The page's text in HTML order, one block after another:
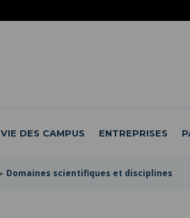
VIE DES CAMPUS ENTREPRISES
Domaines scientifiques et disciplines